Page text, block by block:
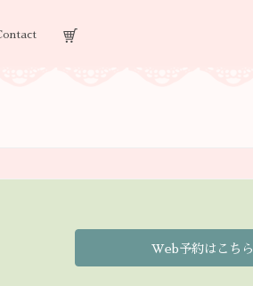
Web予約はこちら